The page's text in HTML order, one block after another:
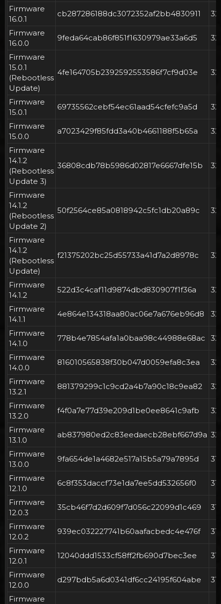
Firmware
16.0.1
cb287286188dc3072352af2bb4830911
Firmware
16.0.0
9feda64cab86f851f1630979ae33a6d5
Firmware
15.0.1
(Rebootless
Update)
4fe164705b2392592553586f7cf9d03e
Firmware
15.0.1
69735562cebf54ec61aad54cfefc9a5d
Firmware
15.0.0
a7023429f85fdd3a40b4661188f5b65a
Firmware
14.1.2
(Rebootless
Update 3)
36808cdb78b5986d02817e6667dfe15b
Firmware
14.1.2
(Rebootless
Update 2)
50f2564ce85a0818942c5fc1db20a89c
Firmware
14.1.2
(Rebootless
Update)
f21375202bc25d55733a41d7a2d8978c
Firmware
14.1.2
522d3c4caf11d9874dbd830907f1f36a
Firmware
14.1.1
4e864e134318aa80ac06e7a676eb96d8
Firmware
14.1.0
778b4e7854afa1a0baa98c44988e68ac
Firmware
14.0.0
816010565838f30b047d0059efa8c3ea
Firmware
13.2.1
881379299c1c9cd2a4b7a90c18c9ea82
Firmware
13.2.0
f4f0a7e77d39e209d1be0ee8641c9afb
Firmware
13.1.0
ab837980ed2c83eedaecb28ebf667d9a
Firmware
13.0.0
9fa654de1a4682e517a15b5a79a7895d
Firmware
12.1.0
6c8f353daccf73e1da7ee5dd532656f0
Firmware
12.0.3
35cb46f7d2d609f7d056c22099d1c469
Firmware
12.0.2
939ec032227741b60aafacbedc4e476f
Firmware
12.0.1
12040ddd1533cf58ff2fb690d7bec3ee
Firmware
12.0.0
d297bdb5a6d0341df6cc24195f604abe
Firmware